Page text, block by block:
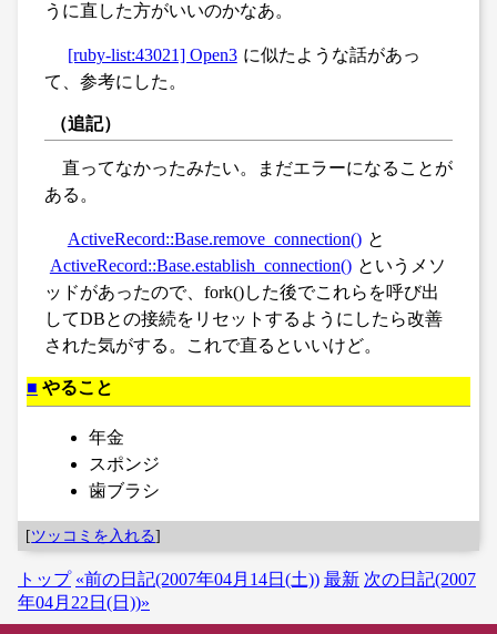
うに直した方がいいのかなあ。
[ruby-list:43021] Open3 に似たような話があっ
て、参考にした。
（追記）
直ってなかったみたい。まだエラーになることが
ある。
ActiveRecord::Base.remove_connection() と
ActiveRecord::Base.establish_connection() というメソ
ッドがあったので、fork()した後でこれらを呼び出
してDBとの接続をリセットするようにしたら改善
された気がする。これで直るといいけど。
■ やること
年金
スポンジ
歯ブラシ
[ツッコミを入れる]
トップ «前の日記(2007年04月14日(土)) 最新 次の日記(2007
年04月22日(日))»